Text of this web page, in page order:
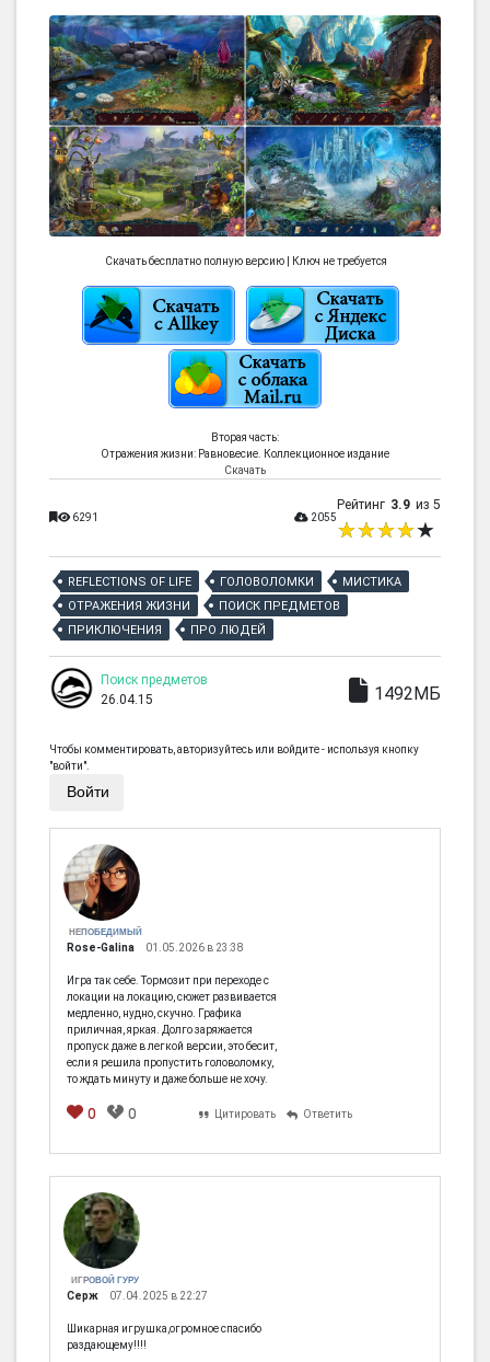
Скачать бесплатно полную версию | Ключ не требуется
Вторая часть:
Отражения жизни: Равновесие. Коллекционное издание
Скачать
6291 2055
Рейтинг 3.9 из 5
REFLECTIONS OF LIFE ГОЛОВОЛОМКИ
МИСТИКА
ОТРАЖЕНИЯ ЖИЗНИ
ПОИСК ПРЕДМЕТОВ
ПРИКЛЮЧЕНИЯ
ПРО ЛЮДЕЙ
Поиск предметов
26.04.15
1492МБ
Чтобы комментировать, авторизуйтесь или войдите - используя кнопку
"войти".
Войти
НЕПОБЕДИМЫЙ
Rose-Galina 01.05.2026 в 23:38
Игра так себе. Тормозит при переходе с
локации на локацию, сюжет развивается
медленно, нудно, скучно. Графика
приличная, яркая. Долго заряжается
пропуск даже в легкой версии, это бесит,
если я решила пропустить головоломку,
то ждать минуту и даже больше не хочу.
0 0 Цитировать Ответить
ИГРОВОЙ ГУРУ
Серж 07.04.2025 в 22:27
Шикарная игрушка,огромное спасибо
раздающему!!!!